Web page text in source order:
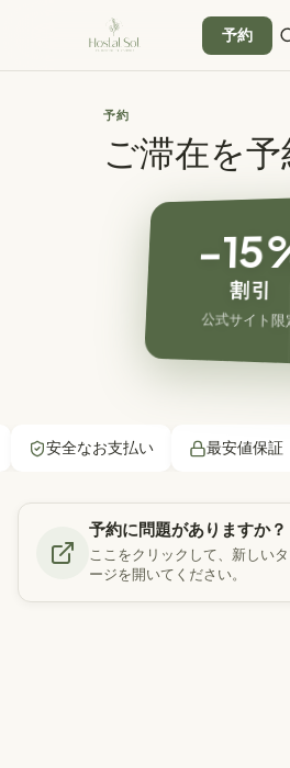
予約
予約
ご滞在を予
割引
公式サイト限
安全なお支払い 最安値保証
予約に問題がありますか？
ここをクリックして、新しい
ージを開いてください。